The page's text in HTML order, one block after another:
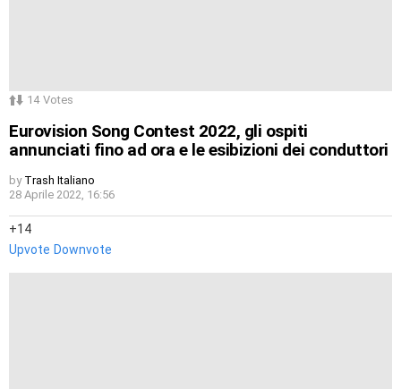
14 Votes
Eurovision Song Contest 2022, gli ospiti
annunciati fino ad ora e le esibizioni dei conduttori
by Trash Italiano
28 Aprile 2022, 16:56
14
Upvote Downvote